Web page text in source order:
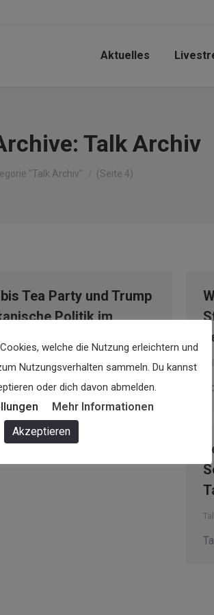
Aktuelles
Talk Archiv
sich hier:
"Talk Archiv" (Seite 4)
Tea Party und Trump
Politik im
im Talk
17. Oktober 2016
Oktober 2016… Read the rest
welche die Nutzung erleichtern und
Nutzungsverhalten sammeln. Du kannst
oder dich davon abmelden.
Mehr Informationen
Akzeptieren